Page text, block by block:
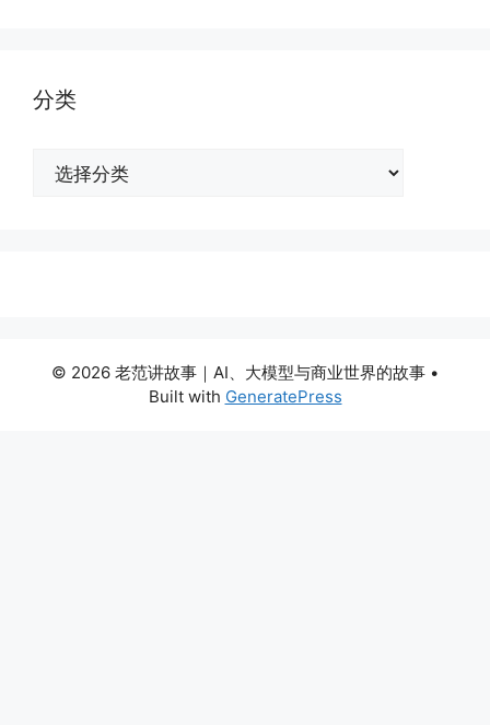
分类
© 2026 老范讲故事｜AI、大模型与商业世界的故事 •
Built with GeneratePress